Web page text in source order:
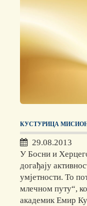
КУСТУРИЦА
29.08.2013
У Босни и
догађају
умјетности. То
млечном путу“,
академик Емир